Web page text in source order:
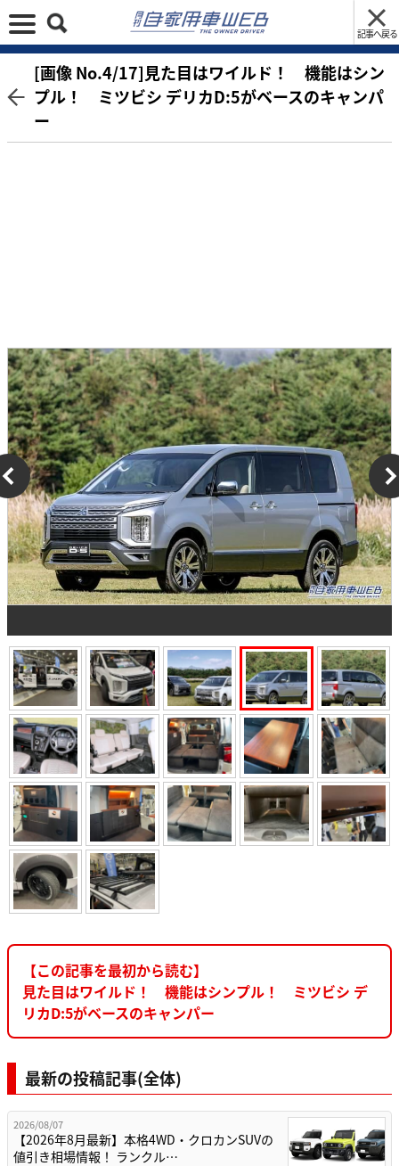
記事へ戻る
[画像 No.4/17]見た目はワイルド！ 機能はシン
プル！ ミツビシ デリカD:5がベースのキャンパ
ー
【この記事を最初から読む】
見た目はワイルド！ 機能はシンプル！ ミツビシ デ
リカD:5がベースのキャンパー
最新の投稿記事(全体)
2026/08/07
【2026年8月最新】本格4WD・クロカンSUVの
値引き相場情報！ ランクル…